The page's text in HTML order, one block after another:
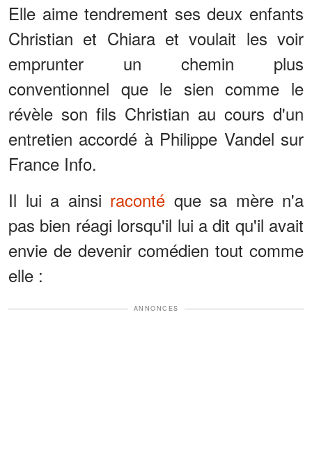
Elle aime tendrement ses deux enfants
Christian et Chiara et voulait les voir
emprunter un chemin plus
conventionnel que le sien comme le
révèle son fils Christian au cours d'un
entretien accordé à Philippe Vandel sur
France Info.
Il lui a ainsi raconté que sa mère n'a
pas bien réagi lorsqu'il lui a dit qu'il avait
envie de devenir comédien tout comme
elle :
ANNONCES